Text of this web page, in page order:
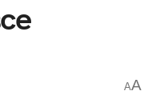
AA